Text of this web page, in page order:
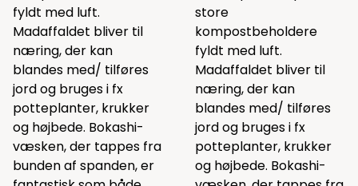
fyldt med luft.
Madaffaldet bliver til
næring, der kan
blandes med/ tilføres
jord og bruges i fx
potteplanter, krukker
og højbede. Bokashi-
væsken, der tappes fra
bunden af spanden, er
store
kompostbeholdere
fyldt med luft.
Madaffaldet bliver til
næring, der kan
blandes med/ tilføres
jord og bruges i fx
potteplanter, krukker
og højbede. Bokashi-